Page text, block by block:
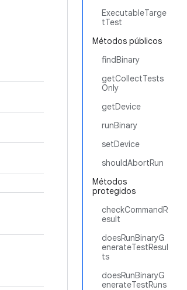
ExecutableTarge
tTest
Métodos públicos
findBinary
getCollectTests
Only
getDevice
runBinary
setDevice
shouldAbortRun
Métodos
protegidos
checkCommandR
esult
doesRunBinaryG
enerateTestResul
ts
doesRunBinaryG
enerateTestRuns